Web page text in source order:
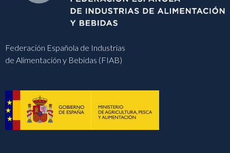
Federación Española de Industrias
de Alimentación y Bebidas (FIAB)